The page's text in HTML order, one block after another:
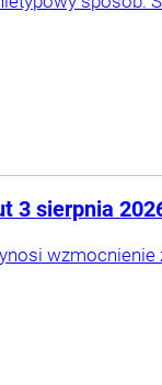
3 sierpnia
wzmocnienie